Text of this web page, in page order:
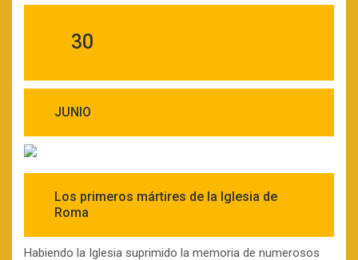
30
JUNIO
Los primeros mártires de la Iglesia de
Roma
Habiendo la Iglesia suprimido la memoria de numerosos